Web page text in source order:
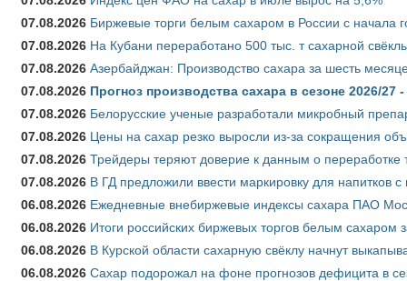
07.08.2026 Биржевые торги белым сахаром в России с начала
07.08.2026 На Кубани переработано 500 тыс. т сахарной
07.08.2026 Азербайджан: Производство сахара за шесть
07.08.2026 Прогноз производства сахара в сезоне 2026/
07.08.2026 Белорусские ученые разработали микробный
07.08.2026 Цены на сахар резко выросли из-за сокращения
07.08.2026 Трейдеры теряют доверие к данным о переработке
07.08.2026 В ГД предложили ввести маркировку для напитков
06.08.2026 Ежедневные внебиржевые индексы сахара ПАО
06.08.2026 Итоги российских биржевых торгов белым сахаром
06.08.2026 В Курской области сахарную свёклу начнут
06.08.2026 Сахар подорожал на фоне прогнозов дефицита в